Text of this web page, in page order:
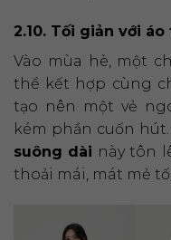
2.10. Tối giản với
Vào mùa hè, một
thể kết hợp cùng
tạo nên một vẻ
kém phần cuốn hút.
suông dài này tôn
thoải mái, mát mẻ